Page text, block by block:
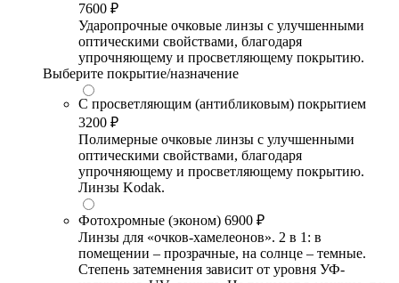
7600 ₽
Ударопрочные очковые линзы с улучшенными
оптическими свойствами, благодаря
упрочняющему и просветляющему покрытию.
Выберите покрытие/назначение
С просветляющим (антибликовым) покрытием
3200 ₽
Полимерные очковые линзы с улучшенными
оптическими свойствами, благодаря
упрочняющему и просветляющему покрытию.
Линзы Kodak.
Фотохромные (эконом) 6900 ₽
Линзы для «очков-хамелеонов». 2 в 1: в
помещении – прозрачные, на солнце – темные.
Степень затемнения зависит от уровня УФ-